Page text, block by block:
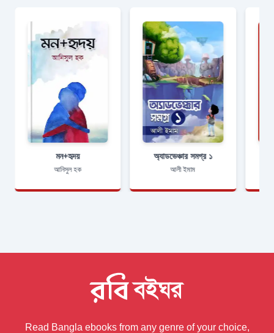
মন+হৃদয়
আনিসুল হক
অ্যাডভেঞ্চার সমগ্র ১
আলী ইমাম
Read Bangla ebooks from any genre of your choice,